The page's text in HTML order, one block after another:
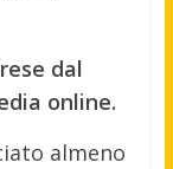
dal
online.
almeno